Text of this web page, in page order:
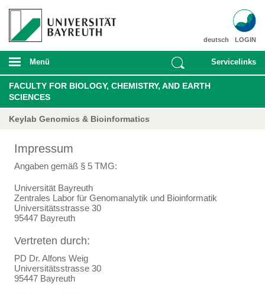
LOGIN
deutsch
Menü Servicelinks
FACULTY FOR BIOLOGY, CHEMISTRY, AND EARTH
SCIENCES
Keylab Genomics & Bioinformatics
Impressum
Angaben gemäß § 5 TMG:
Universität Bayreuth
Zentrales Labor für Genomanalytik und Bioinformatik
Universitätsstrasse 30
95447 Bayreuth
Vertreten durch:
PD Dr. Alfons Weig
Universitätsstrasse 30
95447 Bayreuth